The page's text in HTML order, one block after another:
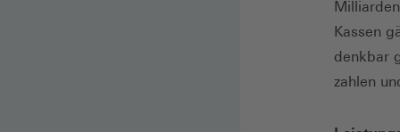
Kassen
denkbar
zahlen